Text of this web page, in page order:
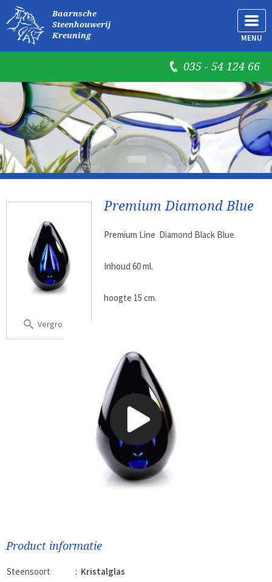
Baarnsche
Steenhouwerij
Kreuning
MENU
035 - 54 124 66
Vergroten
Premium Diamond Blue
Premium Line Diamond Black Blue
Inhoud 60 ml.
hoogte 15 cm.
Product informatie
Steensoort : Kristalglas